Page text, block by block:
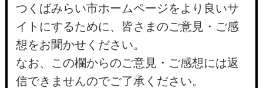
つくばみらい市ホームページをより良いサ
イトにするために、皆さまのご意見・ご感
想をお聞かせください。
なお、この欄からのご意見・ご感想には返
信できませんのでご了承ください。